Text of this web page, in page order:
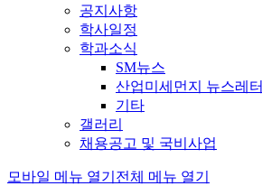
공지사항
학사일정
학과소식
SM뉴스
산업미세먼지 뉴스레터
기타
갤러리
채용공고 및 국비사업
모바일 메뉴 열기 전체 메뉴 열기